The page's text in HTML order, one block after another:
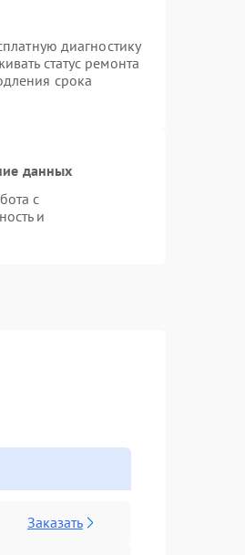
диагностику
статус ремонта
срока
данных
с
и
Заказать